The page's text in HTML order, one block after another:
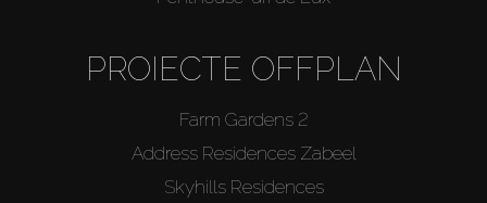
PROIECTE OFFPLAN
Farm Gardens 2
Address Residences Zabeel
Skyhills Residences